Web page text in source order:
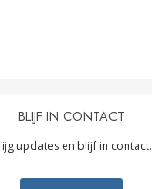
BLIJF IN CONTACT
updates en blijf in contact.